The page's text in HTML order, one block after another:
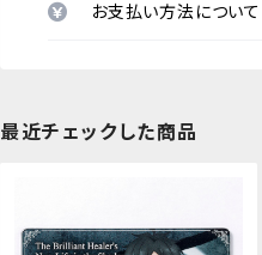
お支払い方法について
最近チェックした商品